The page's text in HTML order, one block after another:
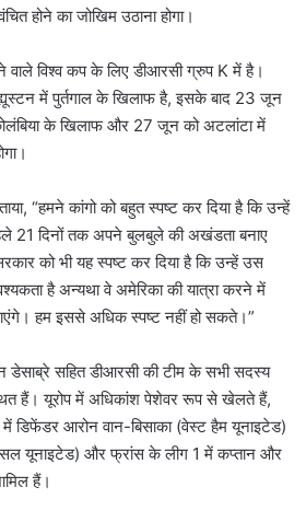
होने का जोखिम उठाना होगा।
वाले विश्व कप के लिए डीआरसी ⁠ग्रुप K में है।
में पुर्तगाल के खिलाफ है, इसके बाद 23 जून
के खिलाफ और 27 जून को अटलांटा में
“हमने कांगो को बहुत स्पष्ट कर दिया है कि उन्हें
21 दिनों तक अपने बुलबुले की अखंडता बनाए
को भी यह स्पष्ट कर दिया है कि उन्हें उस
है अन्यथा वे अमेरिका की यात्रा करने में
हम इससे अधिक स्पष्ट नहीं हो सकते।”
डेसाब्रे सहित डीआरसी की टीम के सभी सदस्य
हैं। यूरोप में अधिकांश पेशेवर रूप से खेलते हैं,
डिफेंडर आरोन वान-बिसाका (वेस्ट हैम यूनाइटेड)
यूनाइटेड) और फ्रांस के लीग 1 में कप्तान और
हैं।